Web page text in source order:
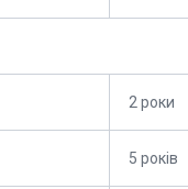
2 роки
5 років